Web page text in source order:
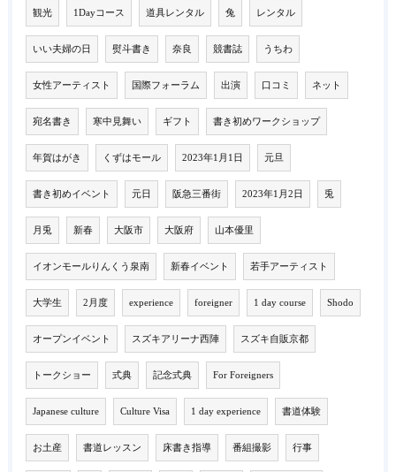
観光 1Dayコース 道具レンタル 兔 レンタル
いい夫婦の日 熨斗書き 奈良 競書誌 うちわ
女性アーティスト 国際フォーラム 出演 口コミ ネット
宛名書き 寒中見舞い ギフト 書き初めワークショップ
年賀はがき くずはモール 2023年1月1日 元旦
書き初めイベント 元日 阪急三番街 2023年1月2日 兎
月兎 新春 大阪市 大阪府 山本優里
イオンモールりんくう泉南 新春イベント 若手アーティスト
大学生 2月度 experience foreigner 1 day course Shodo
オープンイベント スズキアリーナ西陣 スズキ自販京都
トークショー 式典 記念式典 For Foreigners
Japanese culture Culture Visa 1 day experience 書道体験
お土産 書道レッスン 床書き指導 番組撮影 行事